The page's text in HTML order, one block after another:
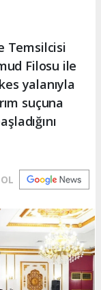
Temsilcisi
Filosu ile
yalanıyla
suçuna